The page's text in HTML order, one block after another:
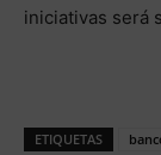
iniciativas será
ETIQUETAS